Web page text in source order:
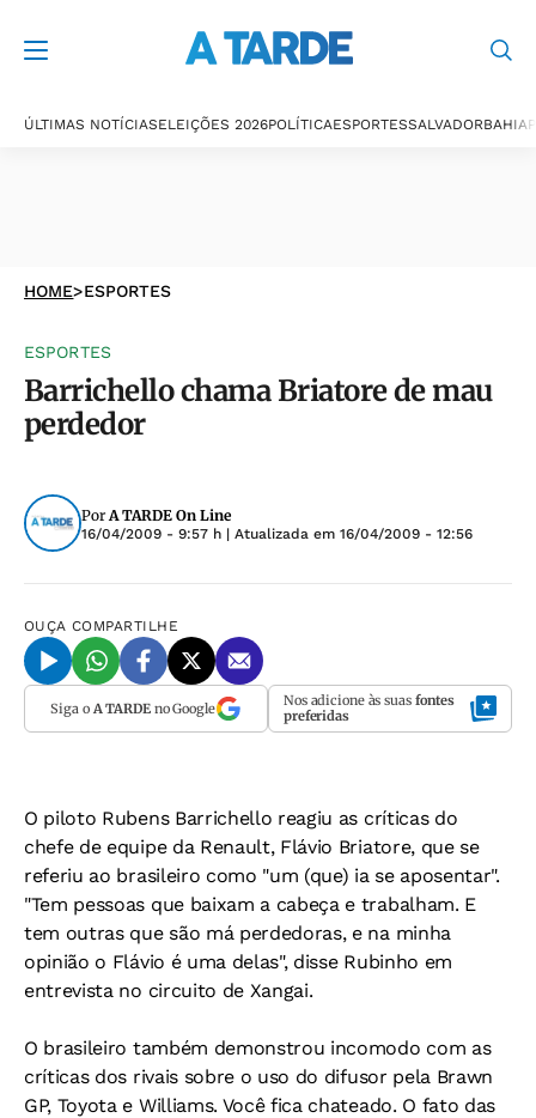
ÚLTIMAS NOTÍCIASELEIÇÕES 2026POLÍTICAESPORTESSALVADORBAHIA
HOME>ESPORTES
ESPORTES
Barrichello chama Briatore de mau
perdedor
PorA TARDE On Line
16/04/2009 - 9:57 h | Atualizada em 16/04/2009 - 12:56
OUÇA COMPARTILHE
Siga o A TARDEno Google Nos adicione às suas fontes
preferidas
O piloto Rubens Barrichello reagiu as críticas do
chefe de equipe da Renault, Flávio Briatore, que se
referiu ao brasileiro como "um (que) ia se aposentar".
"Tem pessoas que baixam a cabeça e trabalham. E
tem outras que são má perdedoras, e na minha
opinião o Flávio é uma delas", disse Rubinho em
entrevista no circuito de Xangai.
O brasileiro também demonstrou incomodo com as
críticas dos rivais sobre o uso do difusor pela Brawn
GP, Toyota e Williams. Você fica chateado. O fato das